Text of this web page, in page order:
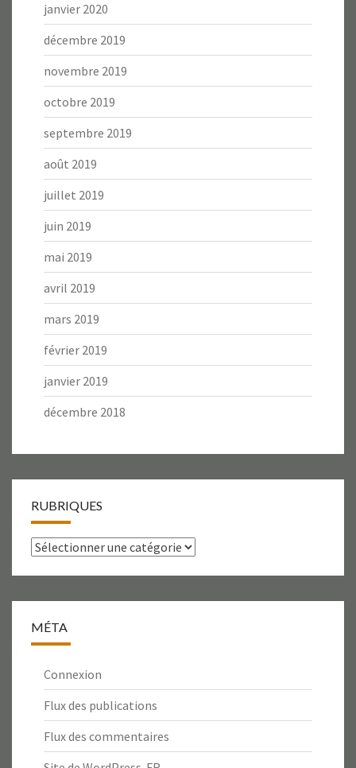
janvier 2020
décembre 2019
novembre 2019
octobre 2019
septembre 2019
août 2019
juillet 2019
juin 2019
mai 2019
avril 2019
mars 2019
février 2019
janvier 2019
décembre 2018
RUBRIQUES
Rubriques
MÉTA
Connexion
Flux des publications
Flux des commentaires